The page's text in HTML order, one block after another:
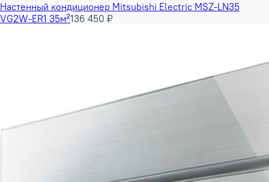
Настенный кондиционер Mitsubishi Electric MSZ-LN35
VG2W-ER1 35м²136 450 ₽